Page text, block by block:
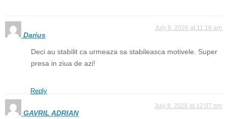
Darius
July 8, 2026 at 11:16 am
Deci au stabilit ca urmeaza sa stabileasca motivele. Super
presa in ziua de azi!
Reply
GAVRIL ADRIAN
July 8, 2026 at 12:07 pm